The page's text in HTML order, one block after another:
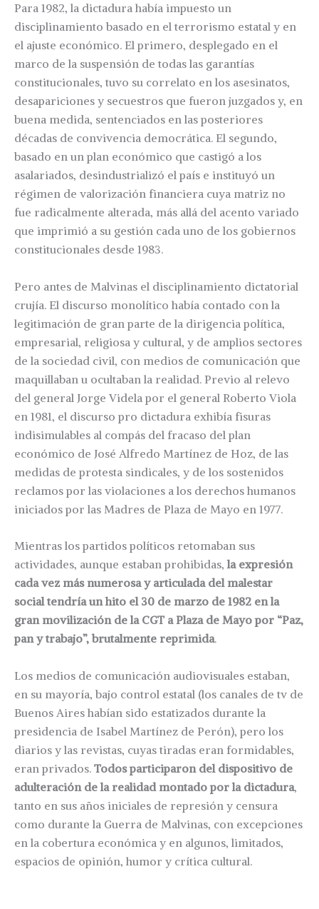
Para 1982, la dictadura había impuesto un
disciplinamiento basado en el terrorismo estatal y en
el ajuste económico. El primero, desplegado en el
marco de la suspensión de todas las garantías
constitucionales, tuvo su correlato en los asesinatos,
desapariciones y secuestros que fueron juzgados y, en
buena medida, sentenciados en las posteriores
décadas de convivencia democrática. El segundo,
basado en un plan económico que castigó a los
asalariados, desindustrializó el país e instituyó un
régimen de valorización financiera cuya matriz no
fue radicalmente alterada, más allá del acento variado
que imprimió a su gestión cada uno de los gobiernos
constitucionales desde 1983.
Pero antes de Malvinas el disciplinamiento dictatorial
crujía. El discurso monolítico había contado con la
legitimación de gran parte de la dirigencia política,
empresarial, religiosa y cultural, y de amplios sectores
de la sociedad civil, con medios de comunicación que
maquillaban u ocultaban la realidad. Previo al relevo
del general Jorge Videla por el general Roberto Viola
en 1981, el discurso pro dictadura exhibía fisuras
indisimulables al compás del fracaso del plan
económico de José Alfredo Martínez de Hoz, de las
medidas de protesta sindicales, y de los sostenidos
reclamos por las violaciones a los derechos humanos
iniciados por las Madres de Plaza de Mayo en 1977.
Mientras los partidos políticos retomaban sus
actividades, aunque estaban prohibidas,la expresión
cada vez más numerosa y articulada del malestar
social tendría un hito el 30 de marzo de 1982 en la
gran movilización de la CGT a Plaza de Mayo por “Paz,
pan y trabajo”, brutalmente reprimida.
Los medios de comunicación audiovisuales estaban,
en su mayoría, bajo control estatal (los canales de tv de
Buenos Aires habían sido estatizados durante la
presidencia de Isabel Martínez de Perón), pero los
diarios y las revistas, cuyas tiradas eran formidables,
eran privados. Todos participaron del dispositivo de
adulteración de la realidad montado por la dictadura,
tanto en sus años iniciales de represión y censura
como durante la Guerra de Malvinas, con excepciones
en la cobertura económica y en algunos, limitados,
espacios de opinión, humor y crítica cultural.